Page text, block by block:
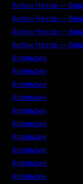
Антон Чехов —
Антон Чехов —
Антон Чехов —
Антон Чехов —
Апельсин
Апельсин
Апельсин
Апельсин
Апельсин
Апельсин
Апельсин
Апельсин
Апельсин
Апельсин